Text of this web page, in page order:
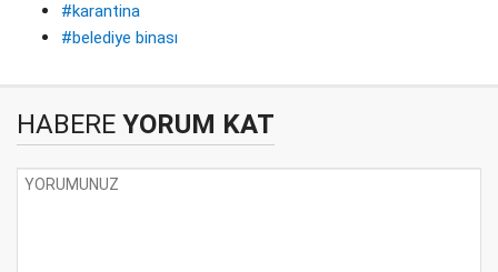
#karantina
#belediye binası
HABERE YORUM KAT